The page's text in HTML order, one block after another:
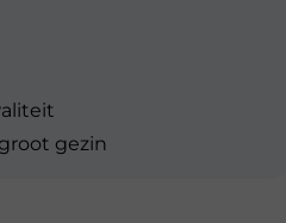
gezin